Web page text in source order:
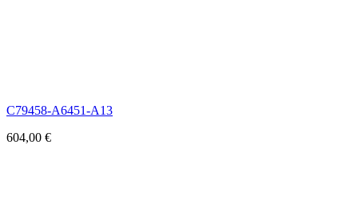
C79458-A6451-A13
604,00 €